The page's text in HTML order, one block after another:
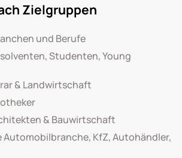
Zielgruppen
und Berufe
Studenten, Young
& Landwirtschaft
& Bauwirtschaft
Automobilbranche, KfZ, Autohändler,